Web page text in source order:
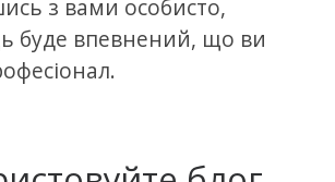
з вами особисто,
буде впевнений, що ви